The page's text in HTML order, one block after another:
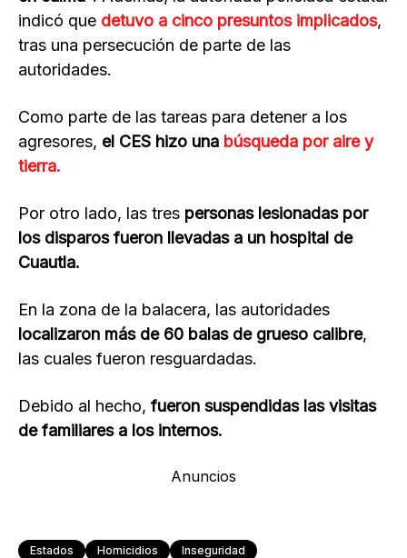
indicó que detuvo a cinco presuntos implicados,
tras una persecución de parte de las
autoridades.
Como parte de las tareas para detener a los
agresores, el CES hizo una búsqueda por aire y
tierra.
Por otro lado, las tres personas lesionadas por
los disparos fueron llevadas a un hospital de
Cuautla.
En la zona de la balacera, las autoridades
localizaron más de 60 balas de grueso calibre,
las cuales fueron resguardadas.
Debido al hecho, fueron suspendidas las visitas
de familiares a los internos.
Anuncios
Estados Homicidios Inseguridad